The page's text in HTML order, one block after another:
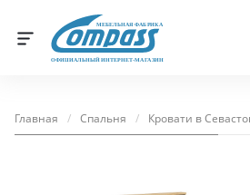
МЕБЕЛЬНАЯ ФАБРИКА
ОФИЦИАЛЬНЫЙ ИНТЕРНЕТ-МАГАЗИН
Главная / Спальня / Кровати в